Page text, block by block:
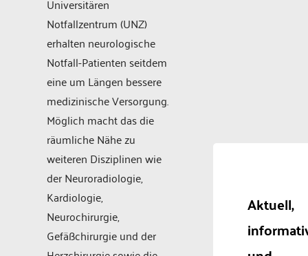
Universitären
Notfallzentrum (UNZ)
erhalten neurologische
Notfall-Patienten seitdem
eine um Längen bessere
medizinische Versorgung.
Möglich macht das die
räumliche Nähe zu
weiteren Disziplinen wie
der Neuroradiologie,
Kardiologie,
Neurochirurgie,
Gefäßchirurgie und der
Aktuell,